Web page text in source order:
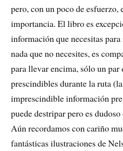
pero, con un poco de esfuerzo,
importancia. El libro es
información que necesitas
nada que no necesites, es
para llevar encima, sólo un par
prescindibles durante la ruta
imprescindible información
puede destripar pero es
Aún recordamos con cariño
fantásticas ilustraciones de